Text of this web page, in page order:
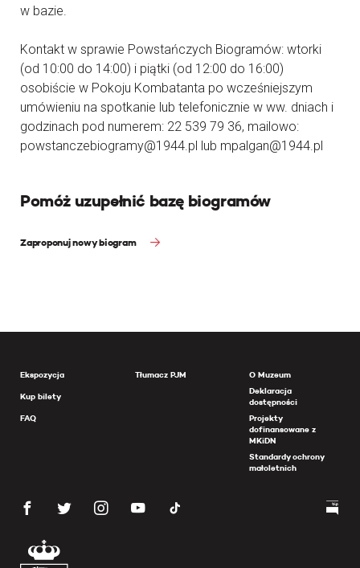
w bazie.
Kontakt w sprawie Powstańczych Biogramów: wtorki
(od 10:00 do 14:00) i piątki (od 12:00 do 16:00)
osobiście w Pokoju Kombatanta po wcześniejszym
umówieniu na spotkanie lub telefonicznie w ww. dniach i
godzinach pod numerem: 22 539 79 36, mailowo:
powstanczebiogramy@1944.pl lub mpalgan@1944.pl
Pomóż uzupełnić bazę biogramów
Zaproponuj nowy biogram
Ekspozycja
Kup bilety
FAQ
Tłumacz PJM
O Muzeum
Deklaracja
dostępności
Projekty
dofinansowane z
MKiDN
Standardy ochrony
małoletnich